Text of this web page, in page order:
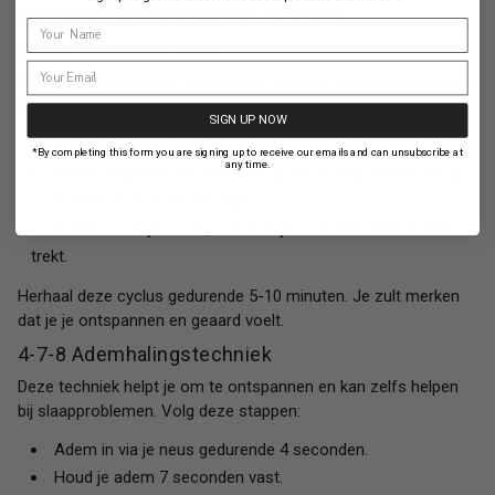
Effectieve Ademhalingstechnieken
Diepe Buikademhaling
Buikademhaling is een uitstekende techniek om je zenuwstelsel
te kalmeren. Hier is hoe je het kunt doen:
Ga comfortabel zitten of liggen.
Adem langzaam en diep in via je neus, zorg ervoor dat je
trekt.
Herhaal deze cyclus gedurende 5-10 minuten. Je zult merken
dat je je ontspannen en geaard voelt.
4-7-8 Ademhalingstechniek
Deze techniek helpt je om te ontspannen en kan zelfs helpen
bij slaapproblemen. Volg deze stappen:
Adem in via je neus gedurende 4 seconden.
Houd je adem 7 seconden vast.
SIGN UP NOW
*By completing this form you are signing up to receive our emails and can unsubscribe at
any time.